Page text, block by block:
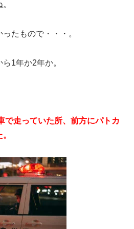
たもので・・・。
1年か2年か。
で走っていた所、前方にパトカ